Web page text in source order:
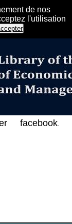
de nos
l'utilisation
facebook.